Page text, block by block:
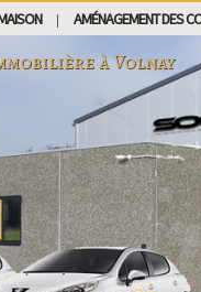
AMÉNAGEMENT DES
àVolnay